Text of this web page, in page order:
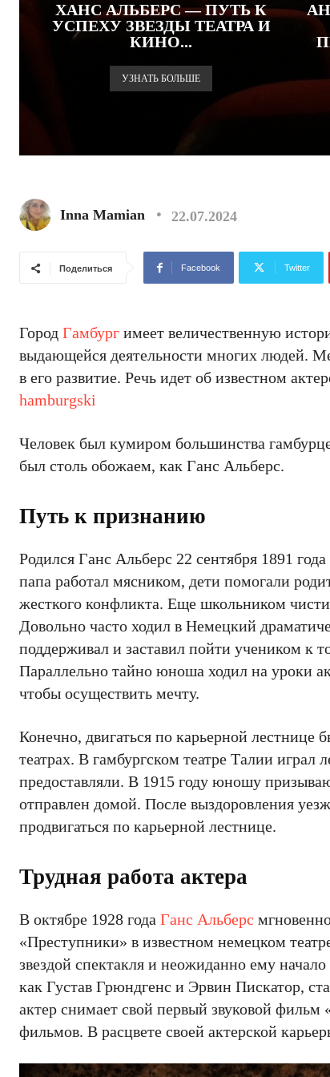
ХАНС АЛЬБЕРС — ПУТЬ К
УСПЕХУ ЗВЕЗДЫ ТЕАТРА И
КИНО...
УЗНАТЬ БОЛЬШЕ
Inna Mamian 22.07.2024
Поделиться Facebook Twitter
Город Гамбург имеет величественную
выдающейся деятельности многих людей.
в его развитие. Речь идет об известном
hamburgski
Человек был кумиром большинства
был столь обожаем, как Ганс Альберс.
Путь к признанию
Родился Ганс Альберс 22 сентября 1891
папа работал мясником, дети помогали
жесткого конфликта. Еще школьником
Довольно часто ходил в Немецкий
поддерживал и заставил пойти учеником к
Параллельно тайно юноша ходил на уроки
чтобы осуществить мечту.
Конечно, двигаться по карьерной
театрах. В гамбургском театре Талии
предоставляли. В 1915 году юношу
отправлен домой. После выздоровления
продвигаться по карьерной лестнице.
Трудная работа актера
В октябре 1928 года Ганс Альберс
«Преступники» в известном немецком
звездой спектакля и неожиданно ему
как Густав Грюндгенс и Эрвин Пискатор,
актер снимает свой первый звуковой
фильмов. В расцвете своей актерской